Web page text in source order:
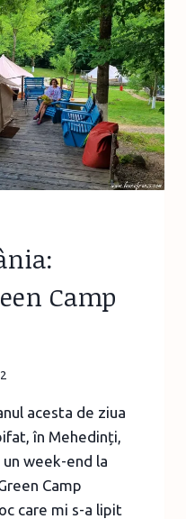
Camp
acesta de ziua
în Mehedinți,
week-end la
Camp
care mi s-a lipit